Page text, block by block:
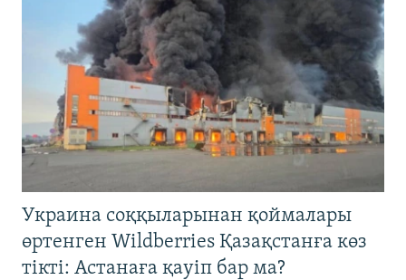
Украина соққыларынан қоймалары
өртенген Wildberries Қазақстанға көз
тікті: Астанаға қауіп бар ма?